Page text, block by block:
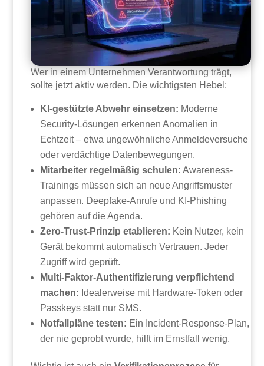
Wer in einem Unternehmen Verantwortung trägt,
sollte jetzt aktiv werden. Die wichtigsten Hebel:
KI-gestützte Abwehr einsetzen: Moderne
Security-Lösungen erkennen Anomalien in
Echtzeit – etwa ungewöhnliche Anmeldeversuche
oder verdächtige Datenbewegungen.
Mitarbeiter regelmäßig schulen: Awareness-
Trainings müssen sich an neue Angriffsmuster
anpassen. Deepfake-Anrufe und KI-Phishing
gehören auf die Agenda.
Zero-Trust-Prinzip etablieren: Kein Nutzer, kein
Gerät bekommt automatisch Vertrauen. Jeder
Zugriff wird geprüft.
Multi-Faktor-Authentifizierung verpflichtend
machen: Idealerweise mit Hardware-Token oder
Passkeys statt nur SMS.
Notfallpläne testen: Ein Incident-Response-Plan,
der nie geprobt wurde, hilft im Ernstfall wenig.